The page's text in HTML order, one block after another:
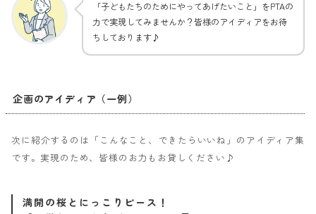
「子どもたちのためにやってあげたいこと」をPTAの
力で実現してみませんか？皆様のアイディアをお待
ちしております♪
企画のアイディア（一例）
次に紹介するのは「こんなこと、できたらいいね」のアイディア集
です。実現のため、皆様のお力もお貸しください♪
満開の桜とにっこりピース！